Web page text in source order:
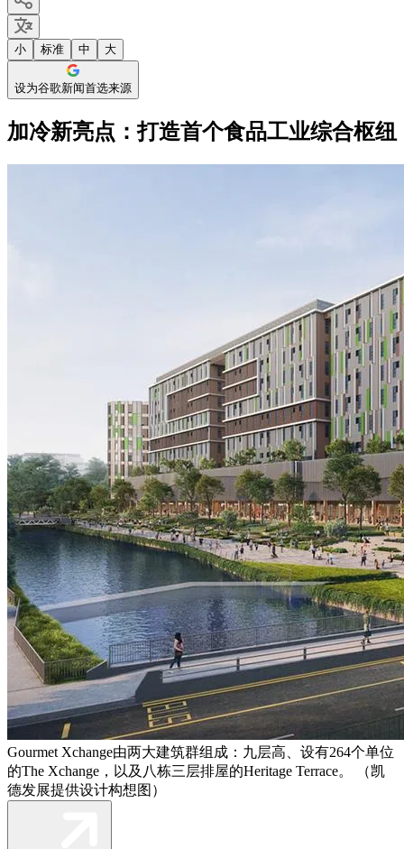
小 标准 中 大
设为谷歌新闻首选来源
加冷新亮点：打造首个食品工业综合枢纽
Gourmet Xchange由两大建筑群组成：九层高、设有264个单位
的The Xchange，以及八栋三层排屋的Heritage Terrace。 （凯
德发展提供设计构想图）